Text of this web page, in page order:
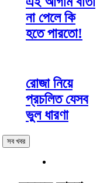
না পেলে কি
হতে পারতো!
রোজা নিয়ে
প্রচলিত যেসব
ভুল ধারণা
সব খবর